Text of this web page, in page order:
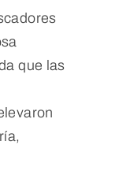
que las